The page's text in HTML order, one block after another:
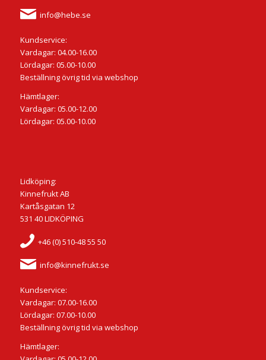
info@hebe.se
Kundservice:
Vardagar: 04.00-16.00
Lördagar: 05.00-10.00
Beställning övrig tid via webshop
Hämtlager:
Vardagar: 05.00-12.00
Lördagar: 05.00-10.00
Lidköping:
Kinnefrukt AB
Kartåsgatan 12
531 40 LIDKÖPING
+46 (0) 510-48 55 50
info@kinnefrukt.se
Kundservice:
Vardagar: 07.00-16.00
Lördagar: 07.00-10.00
Beställning övrig tid via webshop
Hämtlager: